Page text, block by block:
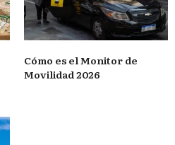
Cómo es el Monitor de
Movilidad 2026